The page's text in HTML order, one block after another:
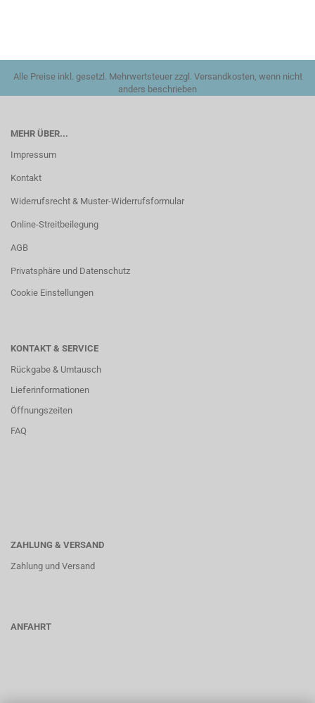
Alle Preise inkl. gesetzl. Mehrwertsteuer zzgl. Versandkosten, wenn nicht
anders beschrieben
MEHR ÜBER...
Impressum
Kontakt
Widerrufsrecht & Muster-Widerrufsformular
Online-Streitbeilegung
AGB
Privatsphäre und Datenschutz
Cookie Einstellungen
KONTAKT & SERVICE
Rückgabe & Umtausch
Lieferinformationen
Öffnungszeiten
FAQ
ZAHLUNG & VERSAND
Zahlung und Versand
ANFAHRT